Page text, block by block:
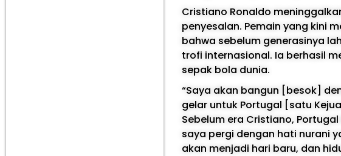
Cristiano Ronaldo
penyesalan. Pemain yang kini
bahwa sebelum generasinya
trofi internasional. Ia berhasil
sepak bola dunia.
“Saya akan bangun [besok]
gelar untuk Portugal [satu
Sebelum era Cristiano,
saya pergi dengan hati nurani
akan menjadi hari baru, dan